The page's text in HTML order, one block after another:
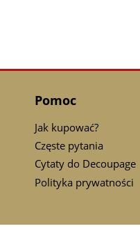
Pomoc
Jak kupować?
Częste pytania
Cytaty do Decoupage
Polityka prywatności